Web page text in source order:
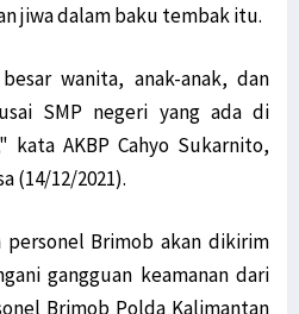
jiwa dalam baku tembak itu.
wanita, anak-anak, dan
SMP negeri yang ada di
kata AKBP Cahyo Sukarnito,
(14/12/2021).
Brimob akan dikirim
gangguan keamanan dari
Brimob Polda Kalimantan